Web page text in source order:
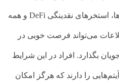
استخرهای نقدینگی DeFi و همه
می‌تواند فرصت خوبی در
بگذارد. افراد در این شرایط
را دارند که هرگز امکان